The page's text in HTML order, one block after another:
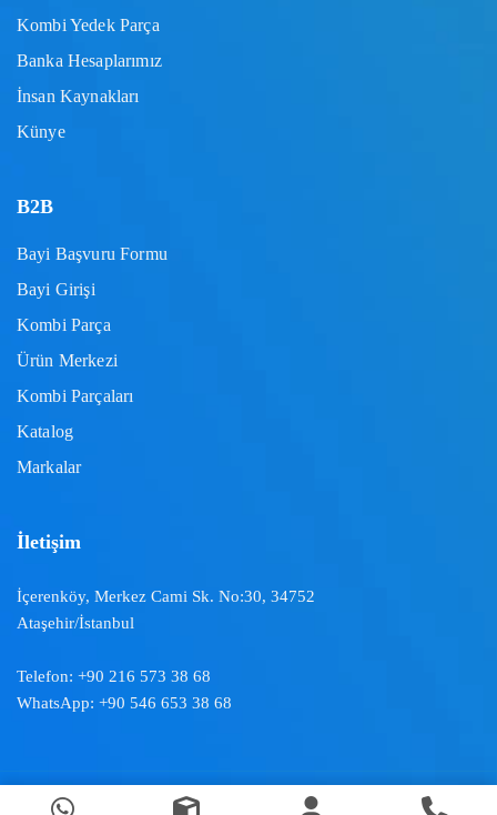
Kombi Yedek Parça
Banka Hesaplarımız
İnsan Kaynakları
Künye
B2B
Bayi Başvuru Formu
Bayi Girişi
Kombi Parça
Ürün Merkezi
Kombi Parçaları
Katalog
Markalar
İletişim
İçerenköy, Merkez Cami Sk. No:30, 34752
Ataşehir/İstanbul
Telefon: +90 216 573 38 68
WhatsApp: +90 546 653 38 68